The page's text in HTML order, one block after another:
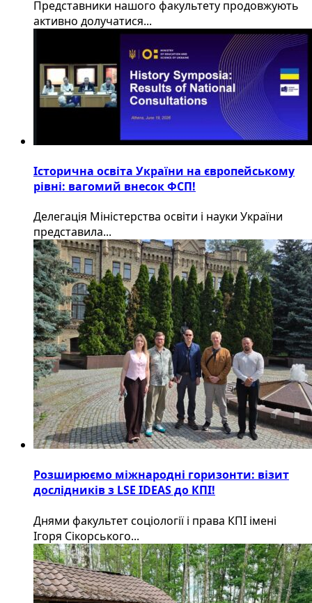
​Представники нашого факультету продовжують
активно долучатися...
Історична освіта України на європейському
рівні: вагомий внесок ФСП!
Делегація Міністерства освіти і науки України
представила...
Розширюємо міжнародні горизонти: візит
дослідників з LSE IDEAS до КПІ!
Днями факультет соціології і права КПІ імені
Ігоря Сікорського...